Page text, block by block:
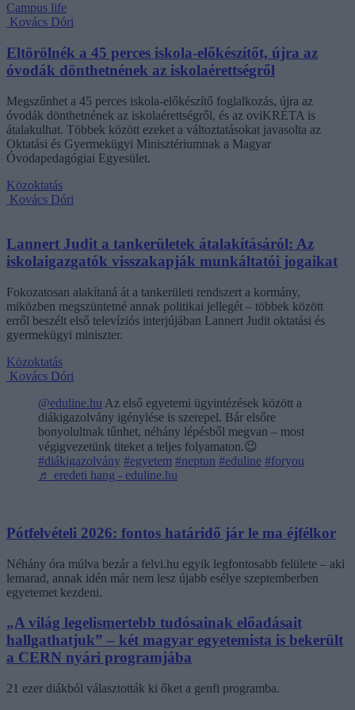
Campus life
Kovács Dóri
Eltörölnék a 45 perces iskola-előkészítőt, újra az
óvodák dönthetnének az iskolaérettségről
Megszűnhet a 45 perces iskola-előkészítő foglalkozás, újra az
óvodák dönthetnének az iskolaérettségről, és az oviKRÉTA is
átalakulhat. Többek között ezeket a változtatásokat javasolta az
Oktatási és Gyermekügyi Minisztériumnak a Magyar
Óvodapedagógiai Egyesület.
Közoktatás
Kovács Dóri
Lannert Judit a tankerületek átalakításáról: Az
iskolaigazgatók visszakapják munkáltatói jogaikat
Fokozatosan alakítaná át a tankerületi rendszert a kormány,
miközben megszüntetné annak politikai jellegét – többek között
erről beszélt első televíziós interjújában Lannert Judit oktatási és
gyermekügyi miniszter.
Közoktatás
Kovács Dóri
@eduline.hu Az első egyetemi ügyintézések között a
diákigazolvány igénylése is szerepel. Bár elsőre
bonyolultnak tűnhet, néhány lépésből megvan – most
végigvezetünk titeket a teljes folyamaton.😉
#diákigazolvány #egyetem #neptun #eduline #foryou
♬ eredeti hang - eduline.hu
Pótfelvételi 2026: fontos határidő jár le ma éjfélkor
Néhány óra múlva bezár a felvi.hu egyik legfontosabb felülete – aki
lemarad, annak idén már nem lesz újabb esélye szeptemberben
egyetemet kezdeni.
„A világ legelismertebb tudósainak előadásait
hallgathatjuk” – két magyar egyetemista is bekerült
a CERN nyári programjába
21 ezer diákból választották ki őket a genfi programba.